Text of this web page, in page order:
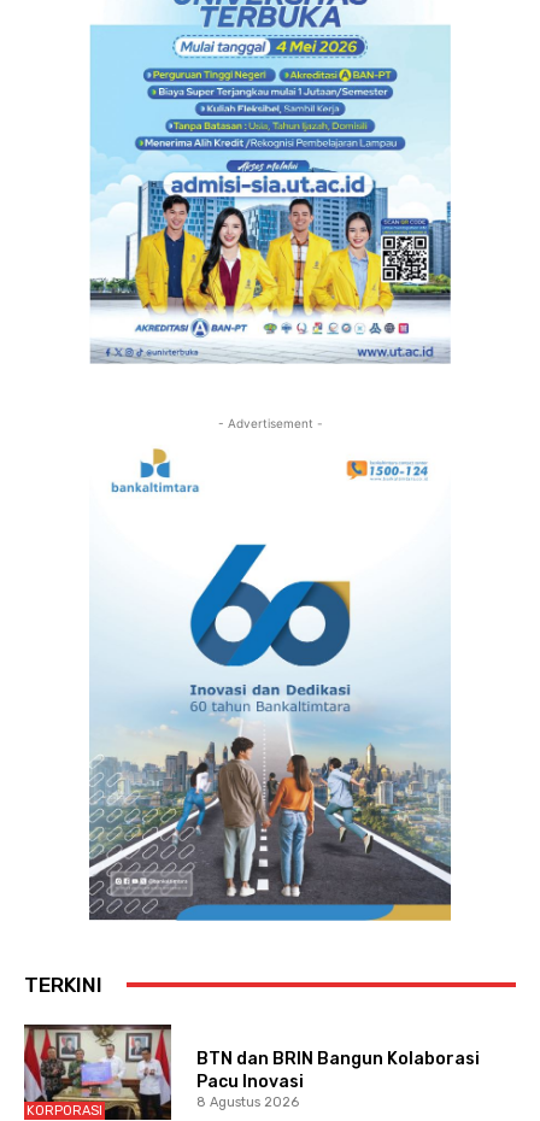
- Advertisement -
TERKINI
KORPORASI
BTN dan BRIN Bangun Kolaborasi
Pacu Inovasi
8 Agustus 2026